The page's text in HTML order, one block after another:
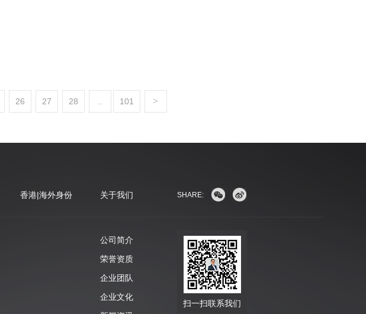
26 27 28 101 >
香港|海外身份 关于我们
公司简介
荣誉资质
企业团队
企业文化
SHARE:
扫一扫联系我们